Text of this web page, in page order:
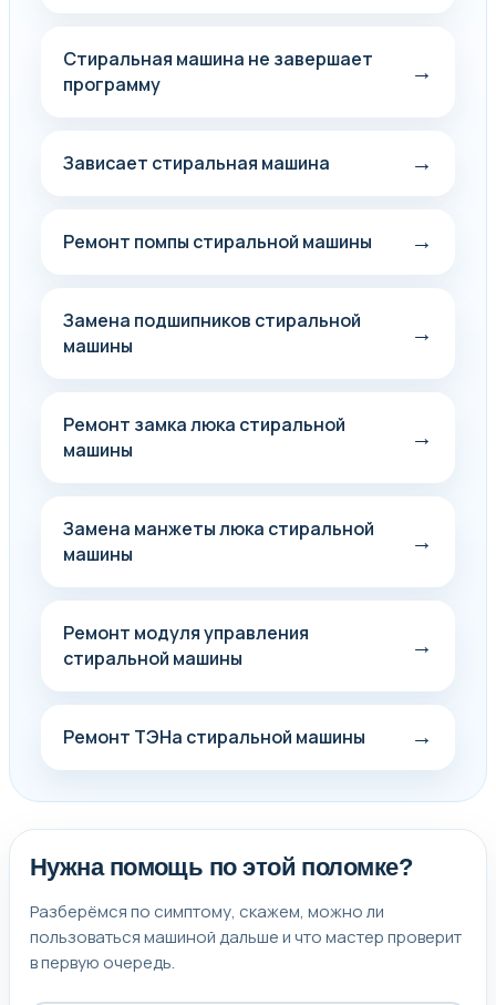
Стиральная машина не завершает
программу
→
Зависает стиральная машина →
Ремонт помпы стиральной машины →
Замена подшипников стиральной
машины
→
Ремонт замка люка стиральной
машины
→
Замена манжеты люка стиральной
машины
→
Ремонт модуля управления
стиральной машины
→
Ремонт ТЭНа стиральной машины →
Нужна помощь по этой поломке?
Разберёмся по симптому, скажем, можно ли
пользоваться машиной дальше и что мастер проверит
в первую очередь.